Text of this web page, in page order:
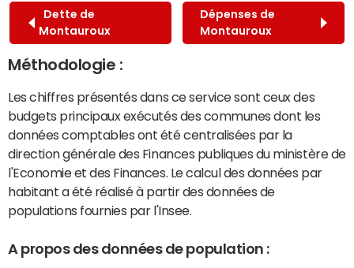
Dette de
Montauroux
Dépenses de
Montauroux
Méthodologie :
Les chiffres présentés dans ce service sont ceux des
budgets principaux exécutés des communes dont les
données comptables ont été centralisées par la
direction générale des Finances publiques du ministère de
l'Economie et des Finances. Le calcul des données par
habitant a été réalisé à partir des données de
populations fournies par l'Insee.
A propos des données de population :